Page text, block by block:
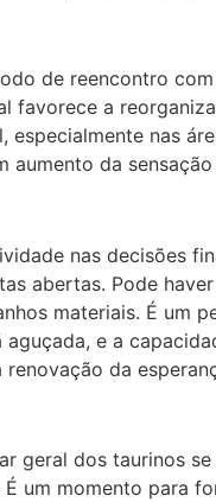
de reencontro
a
nas
da
nas decisões
abertas. Pode
materiais. É um
e a
da
geral dos taurinos
um momento para